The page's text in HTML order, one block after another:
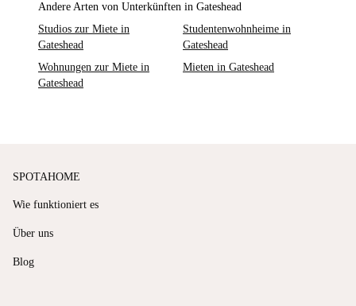
Andere Arten von Unterkünften in Gateshead
Studios zur Miete in
Gateshead
Studentenwohnheime in
Gateshead
Wohnungen zur Miete in
Gateshead
Mieten in Gateshead
SPOTAHOME
Wie funktioniert es
Über uns
Blog